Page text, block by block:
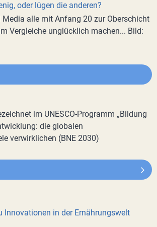
oder lügen die anderen?
alle mit Anfang 20 zur Oberschicht
Vergleiche unglücklich machen... Bild:
im UNESCO-Programm „Bildung
die globalen
verwirklichen (BNE 2030)
Innovationen in der Ernährungswelt